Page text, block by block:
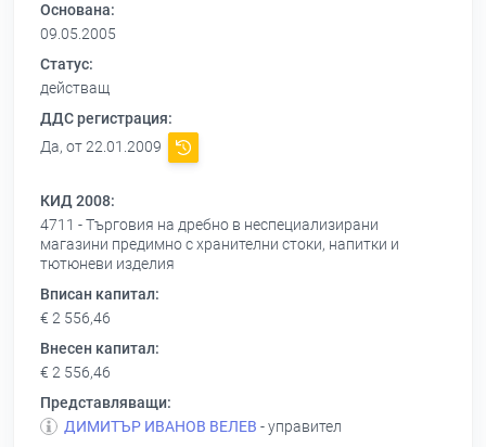
Основана:
09.05.2005
Статус:
действащ
ДДС регистрация:
Да, от 22.01.2009
КИД 2008:
4711 - Търговия на дребно в неспециализирани
магазини предимно с хранителни стоки, напитки и
тютюневи изделия
Вписан капитал:
€ 2 556,46
Внесен капитал:
€ 2 556,46
Представляващи:
ДИМИТЪР ИВАНОВ ВЕЛЕВ - управител